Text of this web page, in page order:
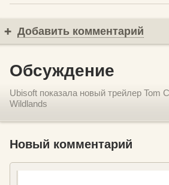
Добавить комментарий
Обсуждение
Ubisoft показала новый трейлер Tom
Wildlands
Новый комментарий